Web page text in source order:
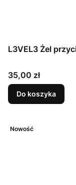
L3VEL3 Żel
Cena
35,00 zł
Do koszyka
Nowość